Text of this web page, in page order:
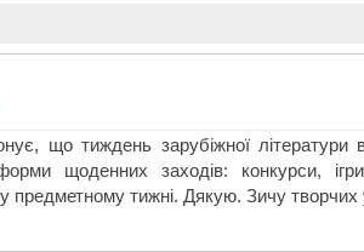
що тиждень зарубіжної літератури
щоденних заходів: конкурси,
предметному тижні. Дякую. Зичу творчих